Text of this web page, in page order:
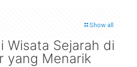
Show all
Wisata Sejarah di
yang Menarik